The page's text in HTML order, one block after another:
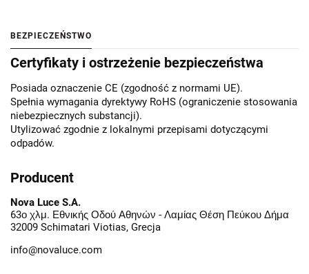
BEZPIECZEŃSTWO
Certyfikaty i ostrzeżenie bezpieczeństwa
Posiada oznaczenie CE (zgodność z normami UE).
Spełnia wymagania dyrektywy RoHS (ograniczenie stosowania
niebezpiecznych substancji).
Utylizować zgodnie z lokalnymi przepisami dotyczącymi
odpadów.
Producent
Nova Luce S.A.
63ο χλμ. Εθνικής Οδού Αθηνών - Λαμίας Θέση Πεύκου Δήμα
32009 Schimatari Viotias, Grecja
info@novaluce.com